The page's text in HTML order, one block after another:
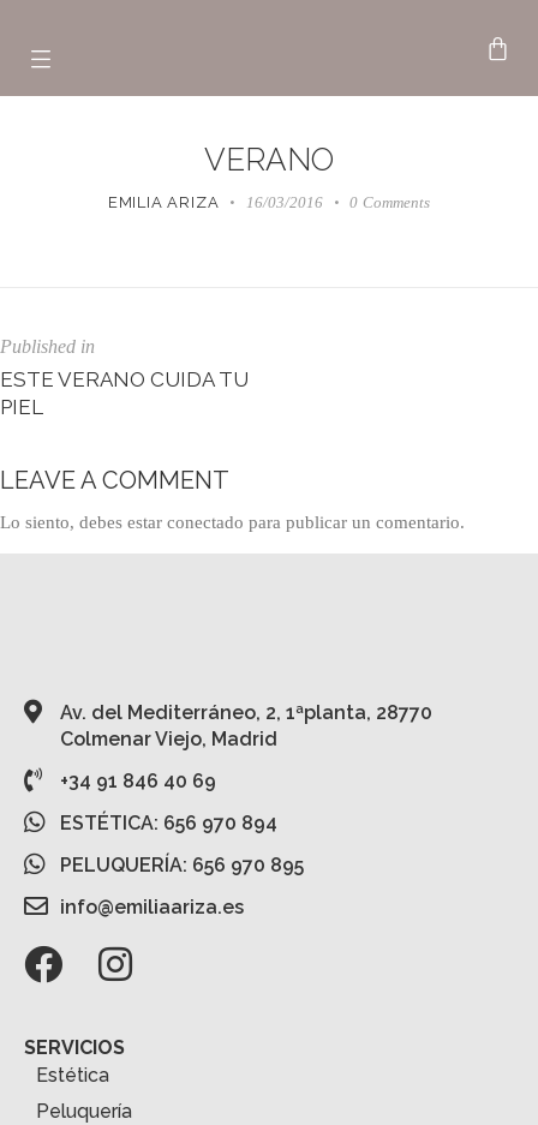
VERANO
EMILIA ARIZA 16/03/2016 0 Comments
Published in
ESTE VERANO CUIDA TU
PIEL
LEAVE A COMMENT
Lo siento, debes estar conectado para publicar un comentario.
Av. del Mediterráneo, 2, 1ªplanta, 28770
Colmenar Viejo, Madrid
+34 91 846 40 69
ESTÉTICA: 656 970 894
PELUQUERÍA: 656 970 895
info@emiliaariza.es
SERVICIOS
Estética
Peluquería